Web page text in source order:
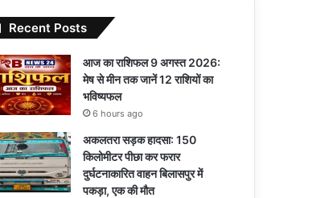
Recent Posts
आज का राशिफल 9 अगस्त 2026:
मेष से मीन तक जानें 12 राशियों का
भविष्यफल
6 hours ago
अकलतरा सड़क हादसा: 150
किलोमीटर पीछा कर फरार
दुर्घटनाकारित वाहन बिलासपुर में
पकड़ा, एक की मौत